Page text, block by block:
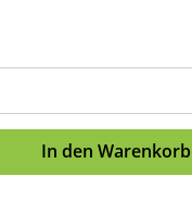
In den Warenkorb